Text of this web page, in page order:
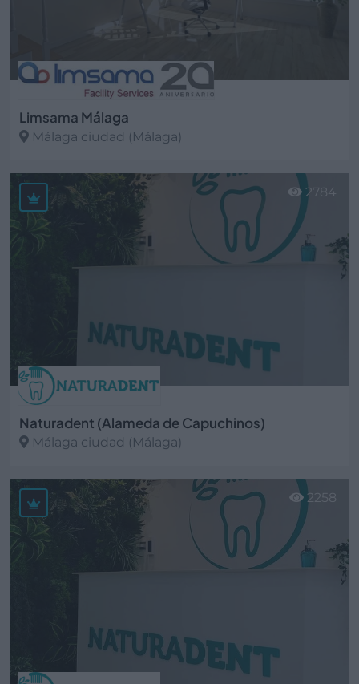
Limsama Málaga
Málaga ciudad (Málaga)
Ver más
Naturadent (Alameda de Capuchinos)
Málaga ciudad (Málaga)
Ver más
2784
2258